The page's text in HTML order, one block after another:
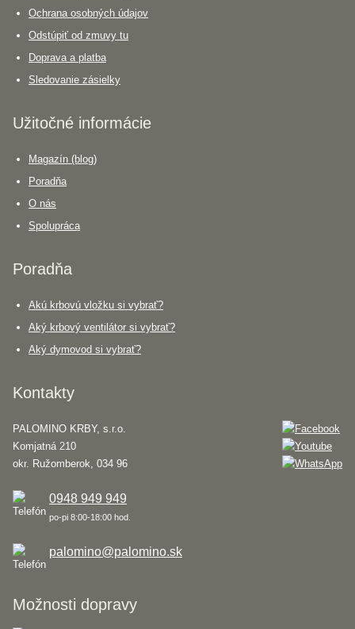
Ochrana osobných údajov
Odstúpiť od zmuvy tu
Doprava a platba
Sledovanie zásielky
Užitočné informácie
Magazín (blog)
Poradňa
O nás
Spolupráca
Poradňa
Akú krbovú vložku si vybrať?
Aký krbový ventilátor si vybrať?
Aký dymovod si vybrať?
Kontakty
PALOMINO KRBY, s.r.o.
Komjatná 210
okr. Ružomberok, 034 96
0948 949 949
po-pi 8:00-18:00 hod.
palomino@palomino.sk
Možnosti dopravy